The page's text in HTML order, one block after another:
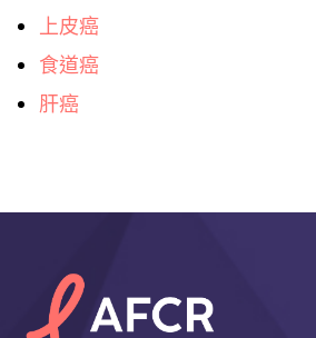
上皮癌
食道癌
肝癌